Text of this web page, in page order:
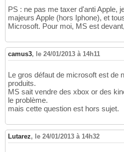
PS : ne pas me taxer d'anti Apple,
majeurs Apple (hors Iphone), et
Microsoft. Pour moi, MS est
camus3, le 24/01/2013 à 14h11
Le gros défaut de microsoft est de
produits.
MS sait vendre des xbox or des
le problème.
mais cette question est hors sujet.
Lutarez, le 24/01/2013 à 14h32